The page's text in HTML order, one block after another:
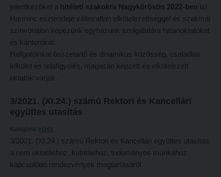
HÖK
Órarend
Kari mentorok
Ösztöndíjak és egyéb hallgatói pályázatok
Kari pályázatok
Tanulmányi határidők
Tanulmányi Osztály
Átvétel más felsőoktatási intézményből
Jelentkezési lapok, nyomtatványok
Ösztöndíjak
Szakirányú továbbképzések
HALLGATÓINKNAK
2026/2027. tanévre felvett hallgatók részére
HÖK
Konzultációs időpontok
Órarend
Kari mentorok
jelentkezőket a hitéleti szakokra Nagykőrösön 2022-ben is!
Harminc esztendeje változatlan elkötelezettséggel és szakmai
színvonalon képezünk egyházunk szolgálatára hittanoktatókat
és kántorokat.
Hallgatóinkat összetartó és dinamikus közösség, családias
lelkület és odafigyelés, magasan képzett és elkötelezett
oktatók várják.
3/2021. (XI.24.) számú Rektori és Kancellári
együttes utasítás
Kategória: Hírek
3/2021. (XI.24.) számú Rektori és Kancellári együttes utasítás
a nem oktatáshoz, kutatáshoz, tudományos munkához
kapcsolódó rendezvények megtartásáról